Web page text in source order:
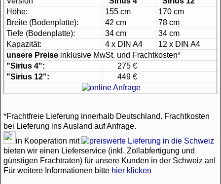
Höhe:
155 cm
170 cm
Breite (Bodenplatte):
42 cm
78 cm
Tiefe (Bodenplatte):
34 cm
34 cm
Kapazität:
4 x DIN A4
12 x DIN A4
unsere Preise inklusive MwSt. und Frachtkosten*
"Sirius 4":
275 €
"Sirius 12":
449 €
*Frachtfreie Lieferung innerhalb Deutschland. Frachtkosten
bei Lieferung ins Ausland auf Anfrage.
in Kooperation mit
bieten wir einen Lieferservice (inkl. Zollabfertigung und
günstigen Frachtraten) für unsere Kunden in der Schweiz an!
Für weitere Informationen bitte hier klicken